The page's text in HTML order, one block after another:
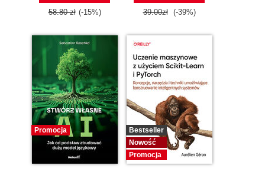
58.80 zł (-15%) 39.00zł (-39%)
Promocja
Bestseller
Nowość
Promocja